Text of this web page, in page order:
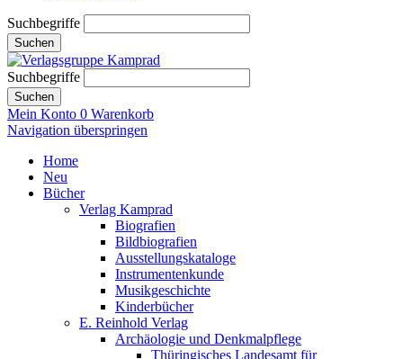
Suchbegriffe
Suchen
Suchbegriffe
Suchen
Mein Konto 0 Warenkorb
Navigation überspringen
Home
Neu
Bücher
Verlag Kamprad
Biografien
Bildbiografien
Ausstellungskataloge
Instrumentenkunde
Musikgeschichte
Kinderbücher
E. Reinhold Verlag
Archäologie und Denkmalpflege
Thüringisches Landesamt für